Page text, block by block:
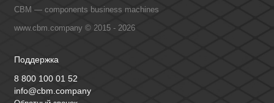
CBM — components business machines
www.cbm.company © 2015 - 2026
Поддержка
8 800 100 01 52
info@cbm.company